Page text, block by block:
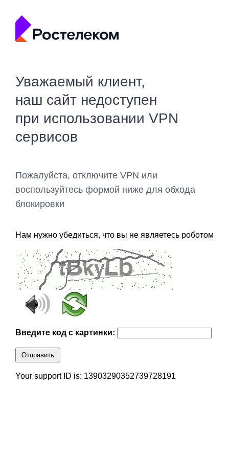
Уважаемый клиент,
наш сайт недоступен
при использовании VPN
сервисов
Пожалуйста, отключите VPN или
воспользуйтесь формой ниже для обхода
блокировки
Нам нужно убедиться, что вы не являетесь роботом
Введите код с картинки:
Отправить
Your support ID is: 13903290352739728191